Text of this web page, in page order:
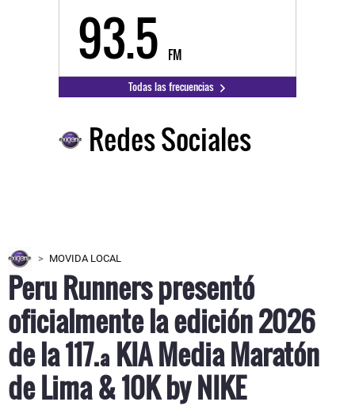
93.5 FM
Todas las frecuencias
Redes Sociales
MOVIDA LOCAL
Peru Runners presentó
oficialmente la edición 2026
de la 117.ª KIA Media Maratón
de Lima & 10K by NIKE